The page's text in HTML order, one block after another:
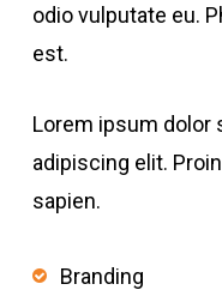
odio vulputate eu.
est.
Lorem ipsum dolor
adipiscing elit.
sapien.
Branding